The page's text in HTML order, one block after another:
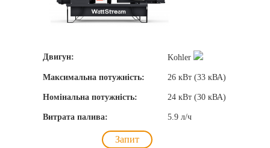
Двигун: Kohler
Максимальна потужність: 26 кВт (33 кВА)
Номінальна потужність: 24 кВт (30 кВА)
Витрата палива: 5.9 л/ч
Запит